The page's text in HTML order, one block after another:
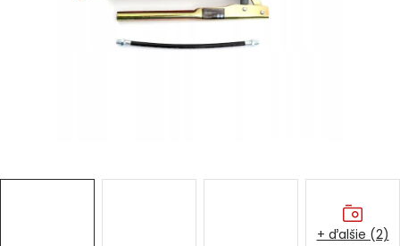
Ochranné pracovné pomôcky
+ ďalšie (2)